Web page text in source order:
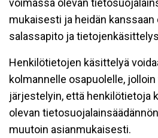
voimassa olevan
mukaisesti ja heidän
salassapito ja
Henkilötietojen käsittelyä
kolmannelle osapuolelle,
järjestelyin, että henkilötietoja
olevan
muutoin asianmukaisesti.